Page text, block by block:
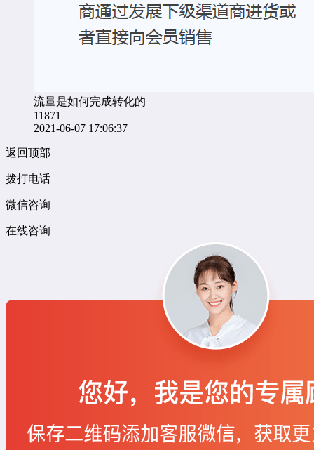
流量是如何完成转化的
11871
2021-06-07 17:06:37
返回顶部
拨打电话
微信咨询
在线咨询